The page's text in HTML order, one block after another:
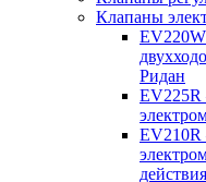
Клапаны
Ридан
EV225R
EV210R